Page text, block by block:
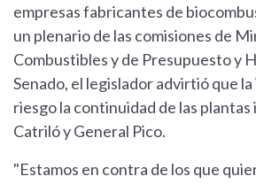
empresas fabricantes de
un plenario de las comisiones de
Combustibles y de Presupuesto y
Senado, el legislador advirtió que
riesgo la continuidad de las plantas
Catriló y General Pico.
"Estamos en contra de los que